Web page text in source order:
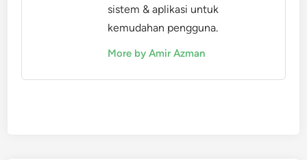
sistem & aplikasi untuk
kemudahan pengguna.
More by Amir Azman